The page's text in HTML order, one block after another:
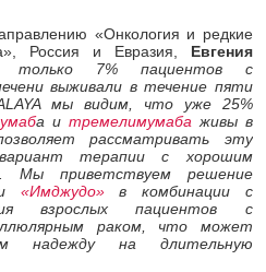
«Онкология и редкие
Россия и Евразия, Евгения
только 7% пациентов с
выживали в течение пяти
мы видим, что уже 25%
а итремелимумаба живы в
рассматривать эту
терапии с хорошим
Мы приветствуем решение
«Имджудо»в комбинации с
взрослых пациентов с
раком, что может
надежду на длительную